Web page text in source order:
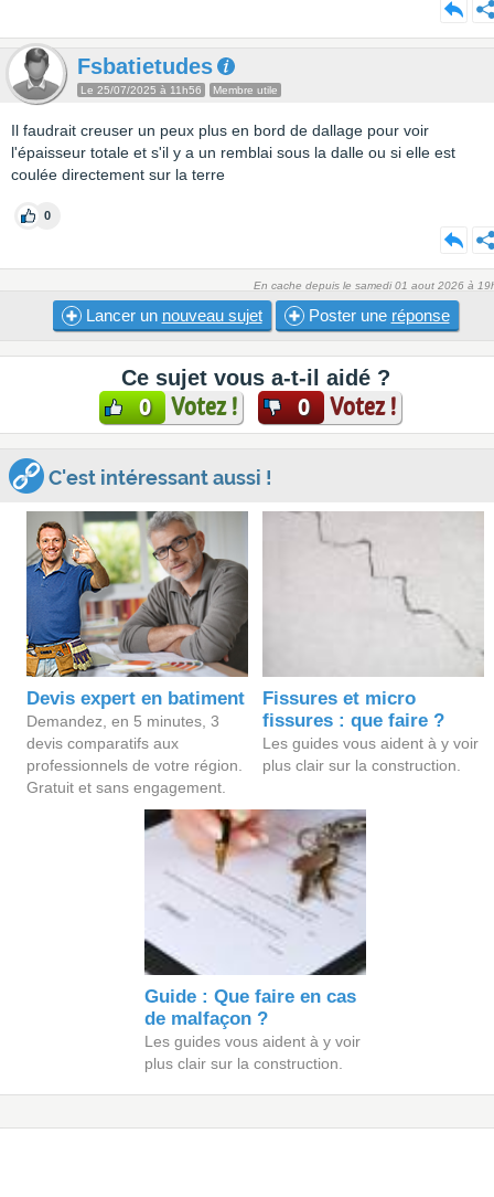
Fsbatietudes
Le 25/07/2025 à 11h56 Membre utile
Il faudrait creuser un peux plus en bord de dallage pour voir
l'épaisseur totale et s'il y a un remblai sous la dalle ou si elle est
coulée directement sur la terre
0
En cache depuis le samedi 01 aout 2026 à
Lancer un nouveau sujet Poster une réponse
Ce sujet vous a-t-il aidé ?
0 Votez ! 0 Votez !
C'est intéressant aussi !
Devis expert en batiment
Demandez, en 5 minutes, 3
devis comparatifs aux
professionnels de votre région.
Gratuit et sans engagement.
Fissures et micro
fissures : que faire ?
Les guides vous aident à y voir
plus clair sur la construction.
Guide : Que faire en cas
de malfaçon ?
Les guides vous aident à y voir
plus clair sur la construction.